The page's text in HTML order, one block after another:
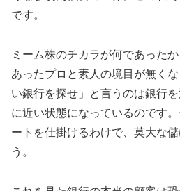
です。
ミーム株のチカラが何であった
あったプロと素人の境目が無く
い銀行を探せ」と言うのは銀行
に近い状態になっているのです
ートを仕掛けるわけで、莫大な
う。